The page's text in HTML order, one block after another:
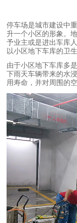
停车场是城市建设中
升一个小区的形象。
予业主或是进出车库
以小区地下车库的卫
由于小区地下车库多
下雨天车辆带来的水
用寿命，并对周围的